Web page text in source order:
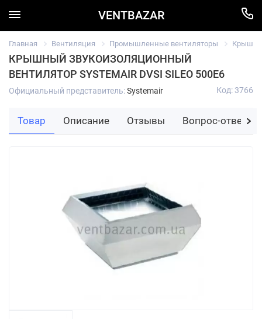
VENTBAZAR
Главная Вентиляция Промышленные вентиляторы
КРЫШНЫЙ ЗВУКОИЗОЛЯЦИОННЫЙ
ВЕНТИЛЯТОР SYSTEMAIR DVSI SILEO 500E6
Официальный представитель:Systemair Код: 3766
Товар Описание Отзывы Вопрос-ответ